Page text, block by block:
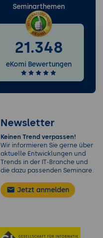
Seminarthemen
21.348
eKomi Bewertungen
Newsletter
Keinen Trend verpassen!
Wir informieren Sie gerne über
aktuelle Entwicklungen und
Trends in der IT-Branche und
die dazu passenden Seminare.
Jetzt anmelden